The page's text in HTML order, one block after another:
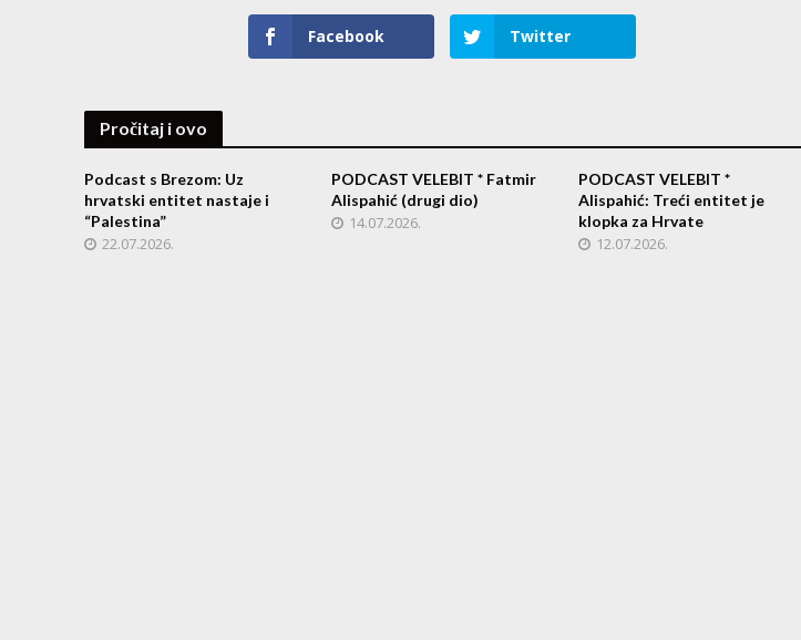
Facebook Twitter
Pročitaj i ovo
Podcast s Brezom: Uz
hrvatski entitet nastaje i
“Palestina”
22.07.2026.
PODCAST VELEBIT * Fatmir
Alispahić (drugi dio)
14.07.2026.
PODCAST VELEBIT *
Alispahić: Treći entitet je
klopka za Hrvate
12.07.2026.